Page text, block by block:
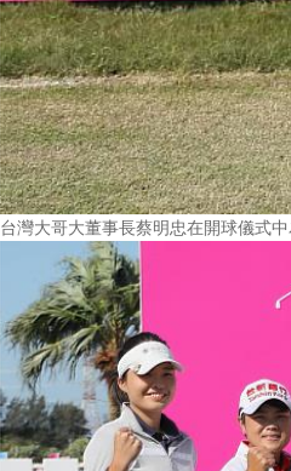
台灣大哥大董事長蔡明忠在開球儀式中